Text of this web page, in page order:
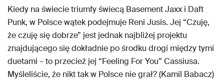
Kiedy na świecie triumfy świecą Basement Jaxx i Daft
Punk, w Polsce wątek podejmuje Reni Jusis. Jej “Czuję,
że czuję się dobrze” jest jednak najbliżej projektu
znajdującego się dokładnie po środku drogi między tymi
duetami – to przecież jej “Feeling For You” Cassiusa.
Myśleliście, że nikt tak w Polsce nie grał? (Kamil Babacz)